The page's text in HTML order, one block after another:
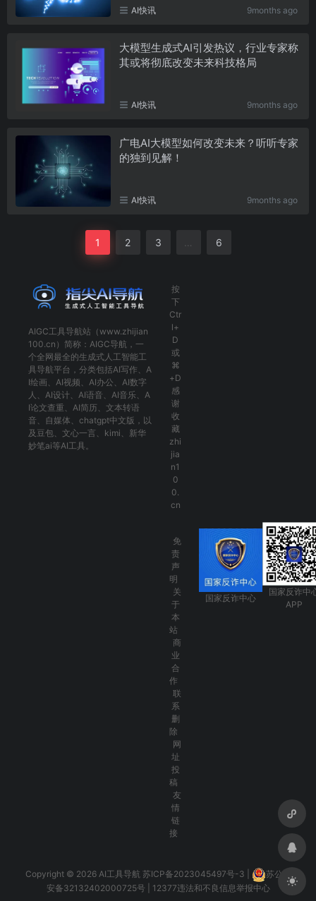
AI快讯 9months ago
大模型生成式AI引发热议，行业专家称
其或将彻底改变未来科技格局
AI快讯 9months ago
广电AI大模型如何改变未来？听听专家
的独到见解！
AI快讯 9months ago
1 2 3 6
AIGC工具导航站（www.zhijian
100.cn）简称： AIGC导航 ，一
个全网最全的生成式人工智能工
具导航平台，分类包括AI写作 、 A
I绘画 、 AI视频 、 AI办公 、 AI数字
人 、 AI设计、 AI语音、 AI音乐、 A
I论文查重 、 AI简历 、 文本转语
音、 自媒体 、 chatgpt中文版 ，以
及 豆包、 文心一言 、 kimi 、 新华
妙笔ai等AI工具。
按
下
Ctr
l+
D
或
⌘
+D
感
谢
收
藏
zhi
jia
n1
0
0.
cn
免
责
声
明
关
于
本
站
商
业
合
作
联
系
删
除
网
址
投
稿
友
情
链
接
国家反诈中心
国家反诈中
APP
Copyright © 2026 AI工具导航 苏ICP备2023045497号-3
苏公网
安备32132402000725号| 12377违法和不良信息举报中心